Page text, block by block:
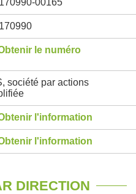
00165
le numéro
société par actions
l'information
l'information
DIRECTION